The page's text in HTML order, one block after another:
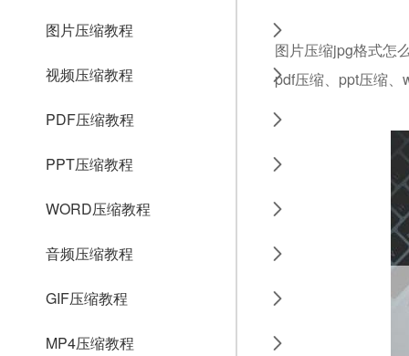
图片压缩教程
视频压缩教程
PDF压缩教程
PPT压缩教程
WORD压缩教程
音频压缩教程
GIF压缩教程
MP4压缩教程
图片压缩jpg格式怎
pdf压缩、ppt压缩